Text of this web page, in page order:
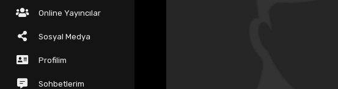
Online Yayıncılar
Sosyal Medya
Profilim
Sohbetlerim